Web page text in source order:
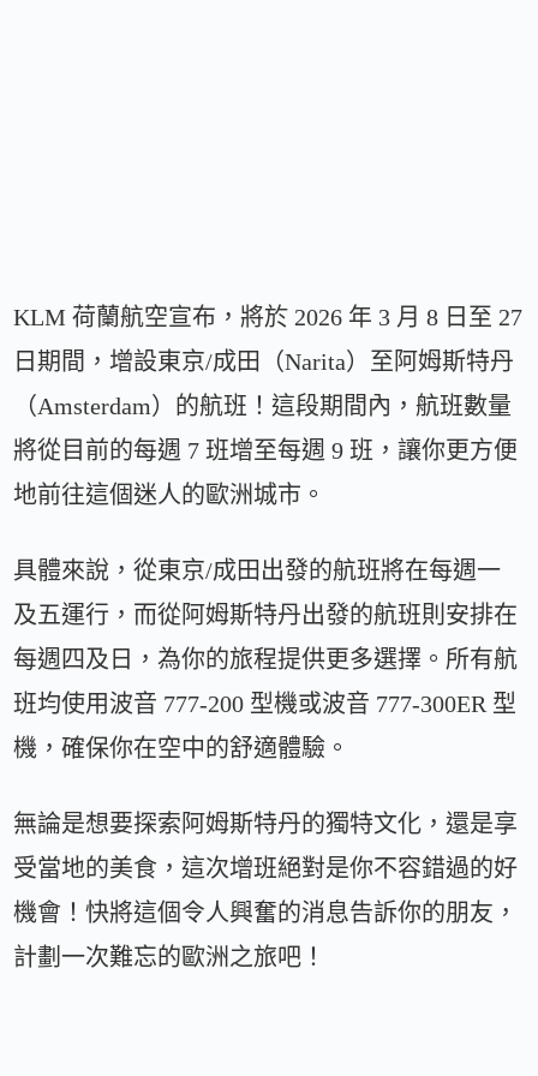
KLM 荷蘭航空宣布，將於 2026 年 3 月 8 日至 27
日期間，增設東京/成田（Narita）至阿姆斯特丹
（Amsterdam）的航班！這段期間內，航班數量
將從目前的每週 7 班增至每週 9 班，讓你更方便
地前往這個迷人的歐洲城市。
具體來說，從東京/成田出發的航班將在每週一
及五運行，而從阿姆斯特丹出發的航班則安排在
每週四及日，為你的旅程提供更多選擇。所有航
班均使用波音 777-200 型機或波音 777-300ER 型
機，確保你在空中的舒適體驗。
無論是想要探索阿姆斯特丹的獨特文化，還是享
受當地的美食，這次增班絕對是你不容錯過的好
機會！快將這個令人興奮的消息告訴你的朋友，
計劃一次難忘的歐洲之旅吧！